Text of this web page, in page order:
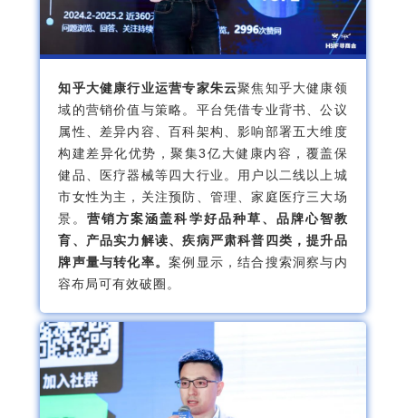
知乎大健康行业运营专家朱云聚焦知乎大健康领
域的营销价值与策略。平台凭借专业背书、公议
属性、差异内容、百科架构、影响部署五大维度
构建差异化优势，聚集3亿大健康内容，覆盖保
健品、医疗器械等四大行业。用户以二线以上城
市女性为主，关注预防、管理、家庭医疗三大场
景。营销方案涵盖科学好品种草、品牌心智教
育、产品实力解读、疾病严肃科普四类，提升品
牌声量与转化率。案例显示，结合搜索洞察与内
容布局可有效破圈。